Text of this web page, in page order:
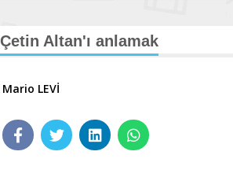
Çetin Altan'ı anlamak
Mario LEVİ